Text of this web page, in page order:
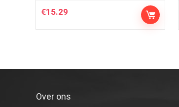
€15.29
Over ons